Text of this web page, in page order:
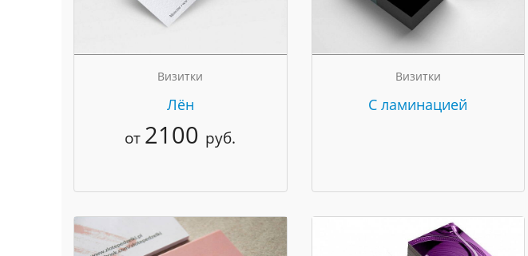
Визитки
Лён
от 2100 руб.
Визитки
С ламинацией